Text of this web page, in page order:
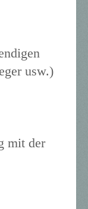
usw.)
mit der